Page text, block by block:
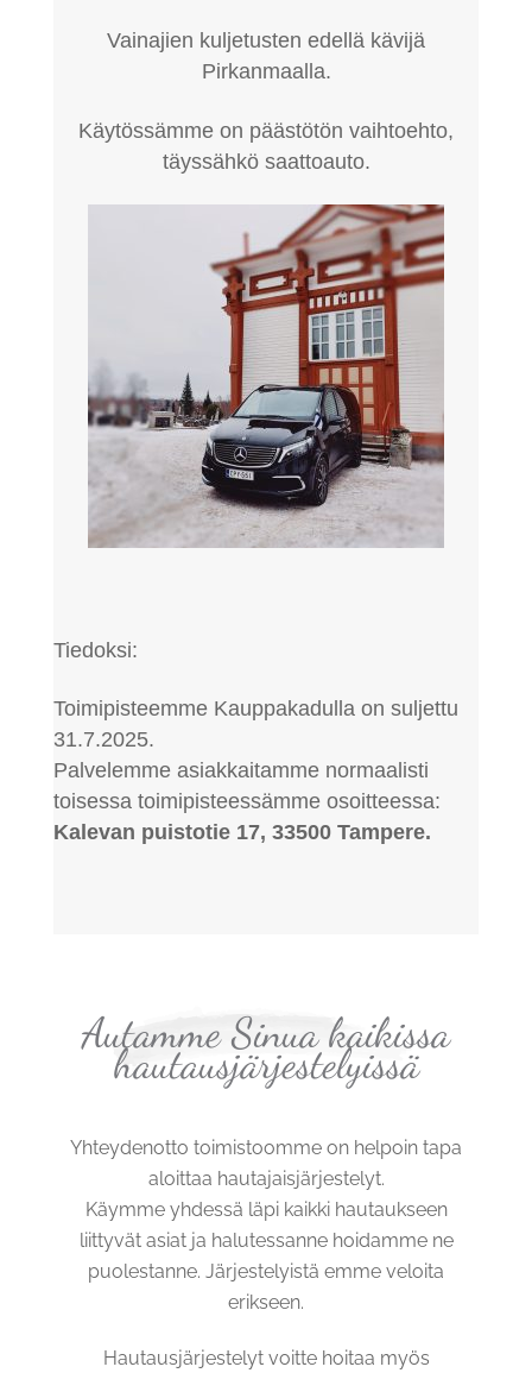
Vainajien kuljetusten edellä kävijä
Pirkanmaalla.
Käytössämme on päästötön vaihtoehto,
täyssähkö saattoauto.
Tiedoksi:
Toimipisteemme Kauppakadulla on suljettu
31.7.2025.
Palvelemme asiakkaitamme normaalisti
toisessa toimipisteessämme osoitteessa:
Kalevan puistotie 17, 33500 Tampere.
Autamme Sinua kaikissa
hautausjärjestelyissä
Yhteydenotto toimistoomme on helpoin tapa
aloittaa hautajaisjärjestelyt.
Käymme yhdessä läpi kaikki hautaukseen
liittyvät asiat ja halutessanne hoidamme ne
puolestanne. Järjestelyistä emme veloita
erikseen.
Hautausjärjestelyt voitte hoitaa myös